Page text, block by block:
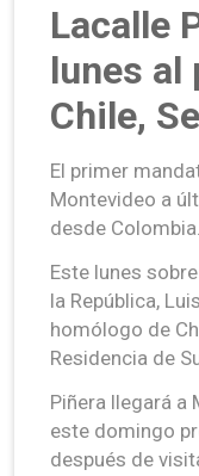
Lacalle
lunes al
Chile,
El primer
Montevideo a
desde Colombia.
Este lunes
la República,
homólogo de
Residencia de
Piñera llegará a
este domingo
después de